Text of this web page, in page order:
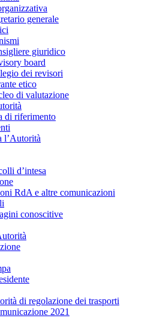
generale
giuridico
board
dei revisori
etico
di valutazione
di riferimento
l’Autorità
d’intesa
RdA e altre comunicazioni
conoscitive
di regolazione dei trasporti
2021